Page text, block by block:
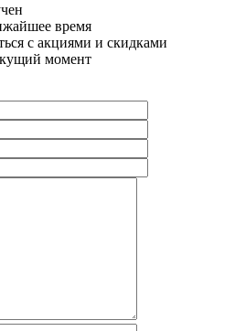
время
с акциями и скидками
момент